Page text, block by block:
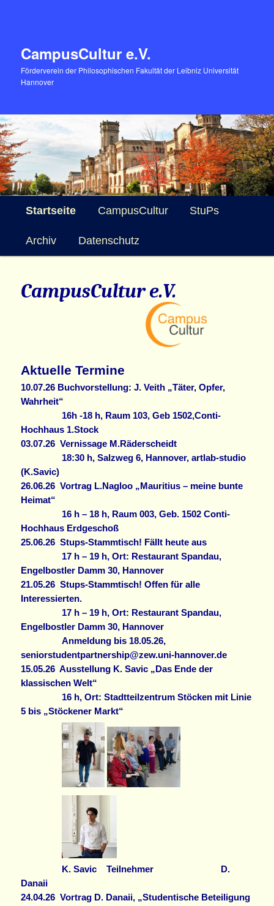
CampusCultur e.V.
Förderverein der Philosophischen Fakultät der Leibniz Universität
Hannover
Zum
primären
springen
Zum
sekundären
springen
Startseite CampusCultur StuPs
Archiv Datenschutz
CampusCultur e.V.
Aktuelle Termine
10.07.26 Buchvorstellung: J. Veith „Täter, Opfer,
Wahrheit“
16h -18 h, Raum 103, Geb 1502,Conti-
Hochhaus 1.Stock
03.07.26 Vernissage M.Räderscheidt
18:30 h, Salzweg 6, Hannover, artlab-studio
(K.Savic)
26.06.26 Vortrag L.Nagloo „Mauritius – meine bunte
Heimat“
16 h – 18 h, Raum 003, Geb. 1502 Conti-
Hochhaus Erdgeschoß
25.06.26 Stups-Stammtisch! Fällt heute aus
17 h – 19 h, Ort: Restaurant Spandau,
Engelbostler Damm 30, Hannover
21.05.26 Stups-Stammtisch! Offen für alle
Interessierten.
17 h – 19 h, Ort: Restaurant Spandau,
Engelbostler Damm 30, Hannover
Anmeldung bis 18.05.26,
seniorstudentpartnership@zew.uni-hannover.de
15.05.26 Ausstellung K. Savic „Das Ende der
klassischen Welt“
16 h, Ort: Stadtteilzentrum Stöcken mit Linie
5 bis „Stöckener Markt“
K. Savic Teilnehmer
D.
Danaii
24.04.26 Vortrag D. Danaii, „Studentische Beteiligung